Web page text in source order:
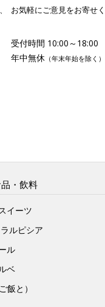
お気軽にご意見をお寄せ
受付時間 10:00～18:00
年中無休 （年末年始を除く）
・飲料
イーツ
ルピシア
ル
ベ
飯と）